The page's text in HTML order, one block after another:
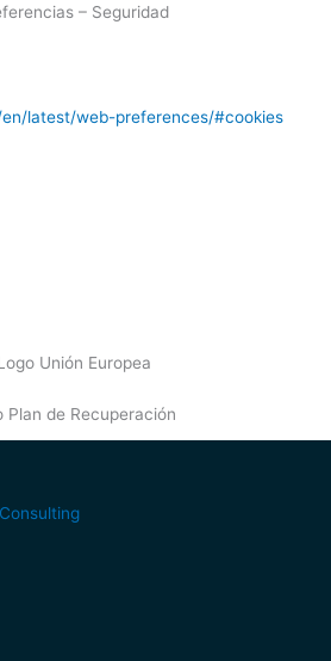
– Seguridad
latest/web-preferences/#cookies